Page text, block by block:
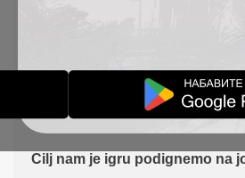
24-07-2021
Cilj nam je igru podignemo na